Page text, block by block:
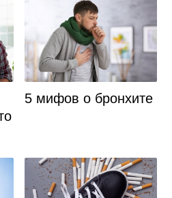
5 мифов о бронхите